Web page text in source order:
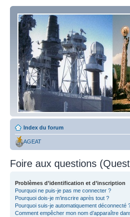
Index du forum
AGEAT
Foire aux questions
Problèmes d’identification et d’inscription
Pourquoi ne puis-je pas me connecter ?
Pourquoi dois-je m’inscrire après tout ?
Pourquoi suis-je automatiquement déconnecté
Comment empêcher mon nom d’apparaître